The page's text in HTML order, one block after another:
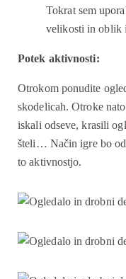
Tokrat sem
velikosti in oblik
Potek aktivnosti:
Otrokom ponudite
skodelicah. Otroke
iskali odseve, krasili
šteli… Način igre bo
to aktivnostjo.